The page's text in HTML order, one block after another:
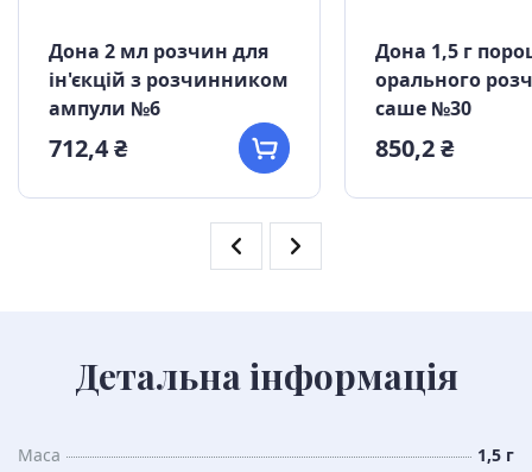
Дона 2 мл розчин для
ін'єкцій з розчинником
ампули №6
712,4 ₴
Дона 1,5 г
орального
саше №30
850,2 ₴
Детальна інформація
Маса 1,5 г